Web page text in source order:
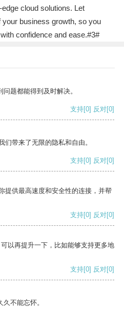
cloud solutions. Let
your business growth, so you
confidence and ease.#3#
题都能得到及时解决。
支持[0] 反对[0]
带来了无限的隐私和自由。
支持[0] 反对[0]
提供最高速度和安全性的连接，并帮
支持[0] 反对[0]
以再提升一下，比如能够支持更多地
支持[0] 反对[0]
不能忘怀。